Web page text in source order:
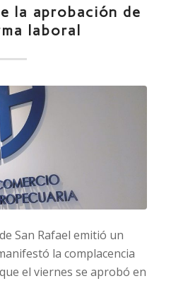
la aprobación de
laboral
San Rafael emitió un
la complacencia
el viernes se aprobó en